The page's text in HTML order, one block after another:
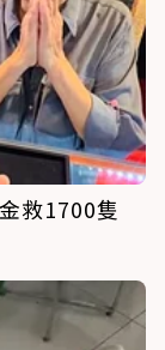
救1700隻